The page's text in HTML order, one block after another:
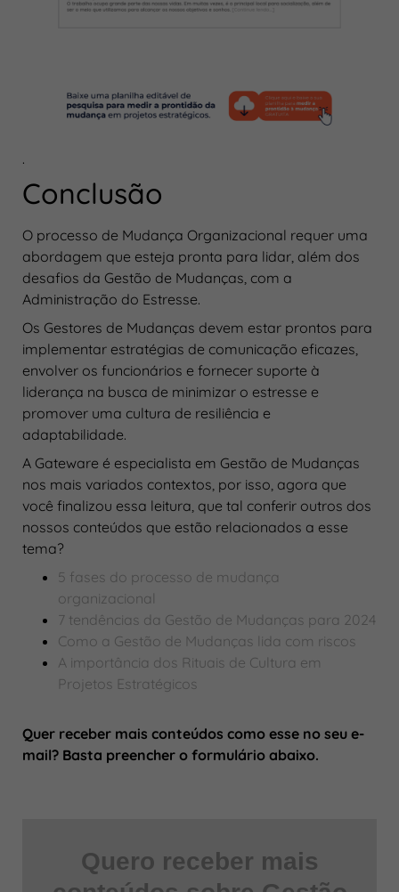
.
Conclusão
O processo de Mudança Organizacional requer uma
abordagem que esteja pronta para lidar, além dos
desafios da Gestão de Mudanças, com a
Administração do Estresse.
Os Gestores de Mudanças devem estar prontos para
implementar estratégias de comunicação eficazes,
envolver os funcionários e fornecer suporte à
liderança na busca de minimizar o estresse e
promover uma cultura de resiliência e
adaptabilidade.
A Gateware é especialista em Gestão de Mudanças
nos mais variados contextos, por isso, agora que
você finalizou essa leitura, que tal conferir outros dos
nossos conteúdos que estão relacionados a esse
tema?
5 fases do processo de mudança
organizacional
7 tendências da Gestão de Mudanças para 2024
Como a Gestão de Mudanças lida com riscos
A importância dos Rituais de Cultura em
Projetos Estratégicos
Quer receber mais conteúdos como esse no seu e-
mail? Basta preencher o formulário abaixo.
Quero receber mais